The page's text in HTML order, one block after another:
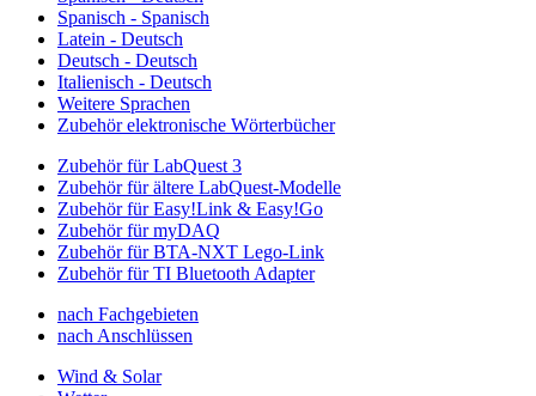
Spanisch - Spanisch
Latein - Deutsch
Deutsch - Deutsch
Italienisch - Deutsch
Weitere Sprachen
Zubehör elektronische Wörterbücher
Zubehör für LabQuest 3
Zubehör für ältere LabQuest-Modelle
Zubehör für Easy!Link & Easy!Go
Zubehör für myDAQ
Zubehör für BTA-NXT Lego-Link
Zubehör für TI Bluetooth Adapter
nach Fachgebieten
nach Anschlüssen
Wind & Solar